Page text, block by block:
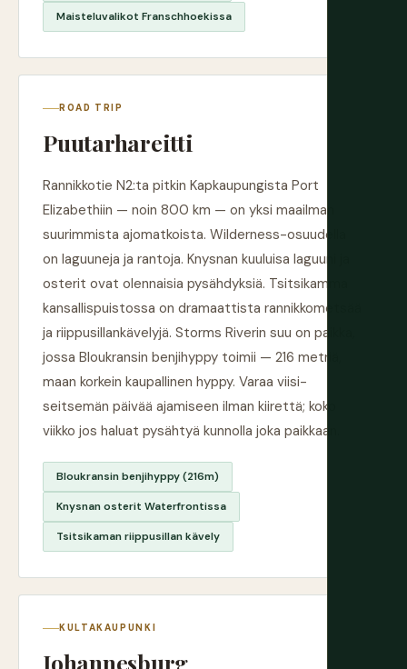
Maisteluvalikot Franschhoekissa
ROAD TRIP
Puutarhareitti
Rannikkotie N2:ta pitkin Kapkaupungista Port
Elizabethiin — noin 800 km — on yksi maailman
suurimmista ajomatkoista. Wilderness-osuudella
on laguuneja ja rantoja. Knysnan kuuluisa laguuni ja
osterit ovat olennaisia pysähdyksiä. Tsitsikamma
kansallispuistossa on dramaattista rannikkometsää
ja riippusillankävelyjä. Storms Riverin suu on paikka,
jossa Bloukransin benjihyppy toimii — 216 metriä,
maan korkein kaupallinen hyppy. Varaa viisi-
seitsemän päivää ajamiseen ilman kiirettä; koko
viikko jos haluat pysähtyä kunnolla joka paikkaan.
Bloukransin benjihyppy (216m)
Knysnan osterit Waterfrontissa
Tsitsikaman riippusillan kävely
KULTAKAUPUNKI
Johannesburg